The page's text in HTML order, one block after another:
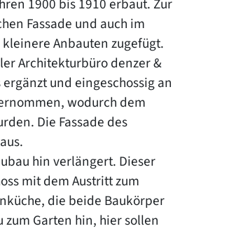
1900 bis 1910 erbaut. Zur
Fassade und auch im
Anbauten zugefügt.
Architekturbüro denzer &
und eingeschossig an
wodurch dem
Die Fassade des
hin verlängert. Dieser
mit dem Austritt zum
die beide Baukörper
Garten hin, hier sollen